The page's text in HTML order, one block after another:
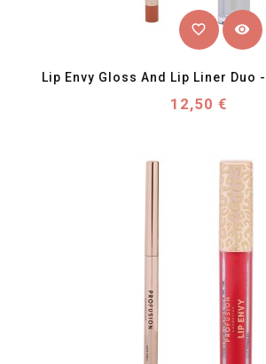
favorite_border visibility
Lip Envy Gloss And Lip Liner Duo
Prix
12,50 €